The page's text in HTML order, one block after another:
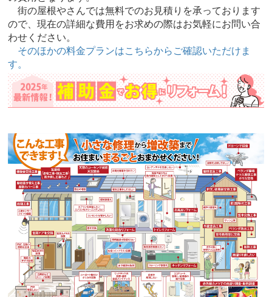
街の屋根やさんでは無料でのお見積りを承っております
ので、現在の詳細な費用をお求めの際はお気軽にお問い合
わせください。
そのほかの料金プランはこちらからご確認いただけま
す。